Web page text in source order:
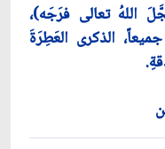
اللهُ تعالى فرَجَه)،
الذكرى العَطِرَةَ